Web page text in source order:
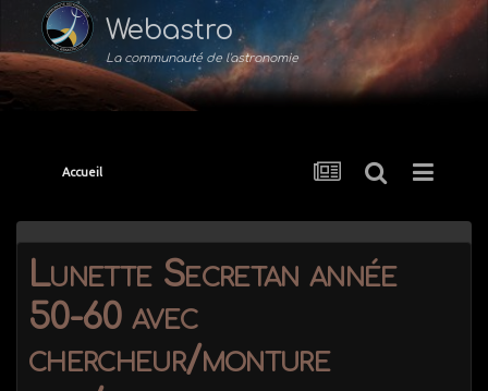
Webastro
La communauté de l'astronomie
Accueil
Lunette Secretan année
50-60 avec
chercheur/monture